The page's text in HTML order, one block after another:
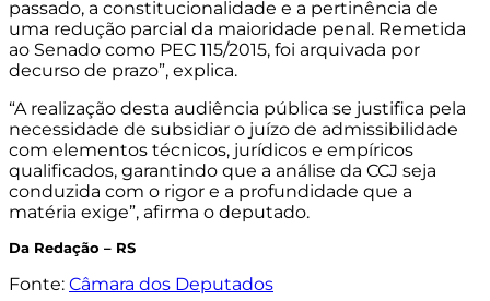
passado, a constitucionalidade e a pertinência de
uma redução parcial da maioridade penal. Remetida
ao Senado como PEC 115/2015, foi arquivada por
decurso de prazo”, explica.
“A realização desta audiência pública se justifica pela
necessidade de subsidiar o juízo de admissibilidade
com elementos técnicos, jurídicos e empíricos
qualificados, garantindo que a análise da CCJ seja
conduzida com o rigor e a profundidade que a
matéria exige”, afirma o deputado.
Da Redação – RS
Fonte: Câmara dos Deputados